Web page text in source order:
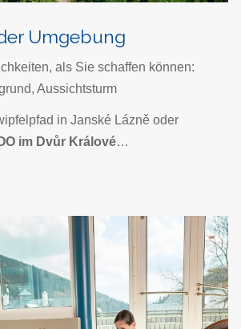
Umgebung
als Sie schaffen können:
Aussichtsturm
in Janské Lázně oder
im Dvůr Králové…